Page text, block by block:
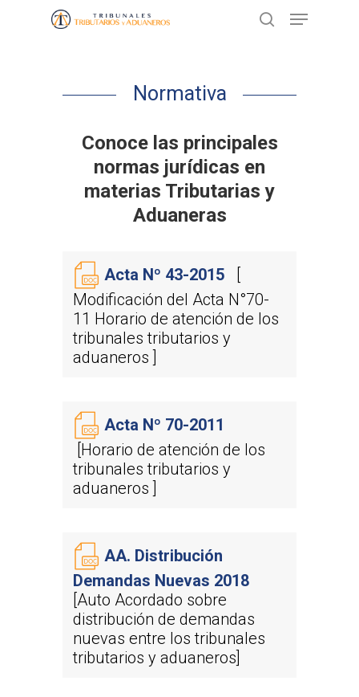
Presione ENTER para buscar o ESC
para cerrarNormativa
Conoce las principales
normas jurídicas en
materias Tributarias y
Aduaneras
Acta Nº 43-2015
[
Modificación del Acta N°70-
11 Horario de atención de los
tribunales tributarios y
aduaneros ]
Acta Nº 70-2011
[Horario de atención de los
tribunales tributarios y
aduaneros ]
AA. Distribución
Demandas Nuevas 2018
[Auto Acordado sobre
distribución de demandas
nuevas entre los tribunales
tributarios y aduaneros]